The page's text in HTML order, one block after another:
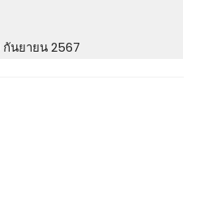
นยายน 2567